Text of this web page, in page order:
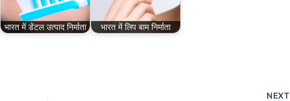
भारत में डेंटल उत्पाद निर्माता भारत में लिप बाम निर्माता
NEXT